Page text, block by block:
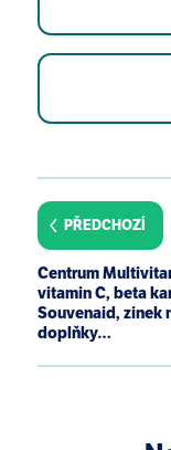
2011;5(4):338-
Schwindt CD,
circulating
increase in
with and
2007;41(1):34-
Pal S, Chaki
PŘEDCHOZÍ
Centrum
vitamin C, beta
Souvenaid, zinek
doplňky…